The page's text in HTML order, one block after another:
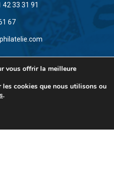
42 33 31 91
67
vous offrir la meilleure
cookies que nous utilisons ou
.